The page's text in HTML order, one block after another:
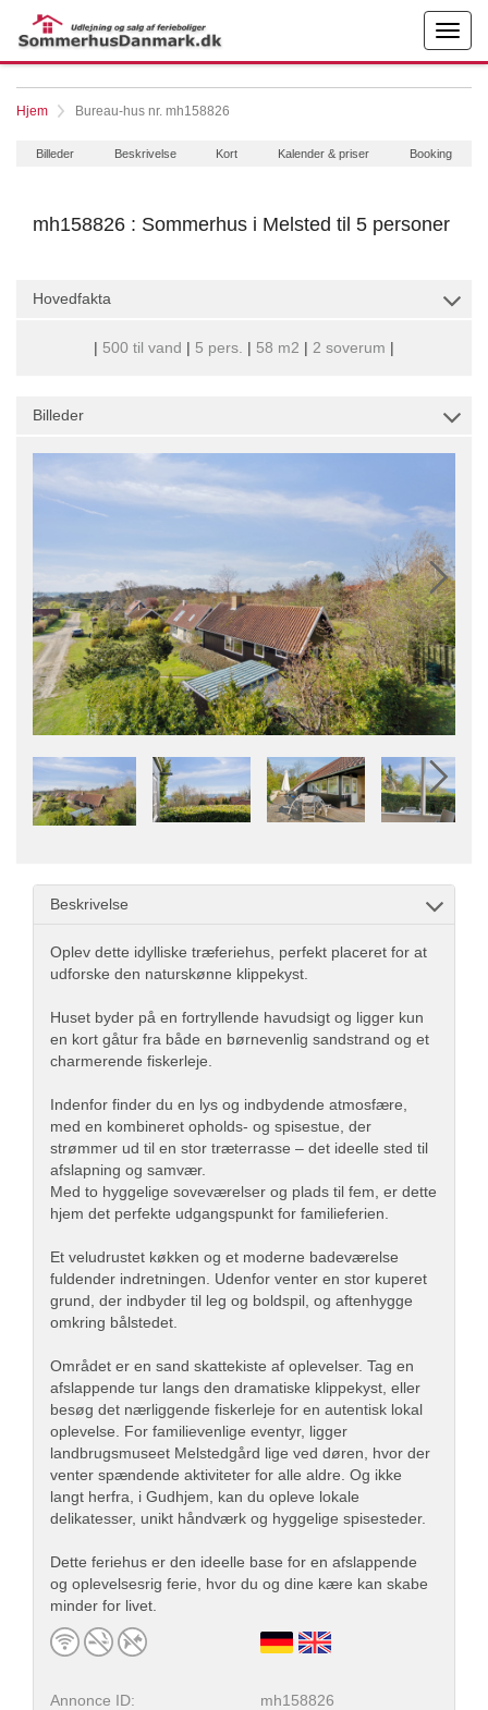
Hjem Bureau-hus nr. mh158826
Billeder Beskrivelse Kort Kalender & priser Booking
mh158826 : Sommerhus i Melsted til 5 personer
Hovedfakta
| 500 til vand | 5 pers. | 58 m2 | 2 soverum |
Billeder
Beskrivelse
Oplev dette idylliske træferiehus, perfekt placeret for at
udforske den naturskønne klippekyst.
Huset byder på en fortryllende havudsigt og ligger kun
en kort gåtur fra både en børnevenlig sandstrand og et
charmerende fiskerleje.
Indenfor finder du en lys og indbydende atmosfære,
med en kombineret opholds- og spisestue, der
strømmer ud til en stor træterrasse – det ideelle sted til
afslapning og samvær.
Med to hyggelige soveværelser og plads til fem, er dette
hjem det perfekte udgangspunkt for familieferien.
Et veludrustet køkken og et moderne badeværelse
fuldender indretningen. Udenfor venter en stor kuperet
grund, der indbyder til leg og boldspil, og aftenhygge
omkring bålstedet.
Området er en sand skattekiste af oplevelser. Tag en
afslappende tur langs den dramatiske klippekyst, eller
besøg det nærliggende fiskerleje for en autentisk lokal
oplevelse. For familievenlige eventyr, ligger
landbrugsmuseet Melstedgård lige ved døren, hvor der
venter spændende aktiviteter for alle aldre. Og ikke
langt herfra, i Gudhjem, kan du opleve lokale
delikatesser, unikt håndværk og hyggelige spisesteder.
Dette feriehus er den ideelle base for en afslappende
og oplevelsesrig ferie, hvor du og dine kære kan skabe
minder for livet.
Annonce ID:
mh158826